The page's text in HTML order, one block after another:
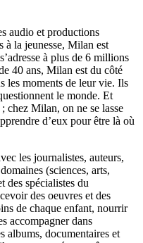
audio et productions
à la jeunesse, Milan est
à plus de 6 millions
40 ans, Milan est du côté
les moments de leur vie. Ils
le monde. Et
chez Milan, on ne se lasse
d’eux pour être là où
les journalistes, auteurs,
(sciences, arts,
des spécialistes du
des oeuvres et des
de chaque enfant, nourrir
accompagner dans
albums, documentaires et